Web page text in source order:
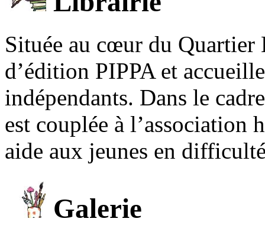
Située au cœur du Quartier
d’édition PIPPA et
indépendants. Dans le
est couplée à l’association
aide aux jeunes en
Galerie